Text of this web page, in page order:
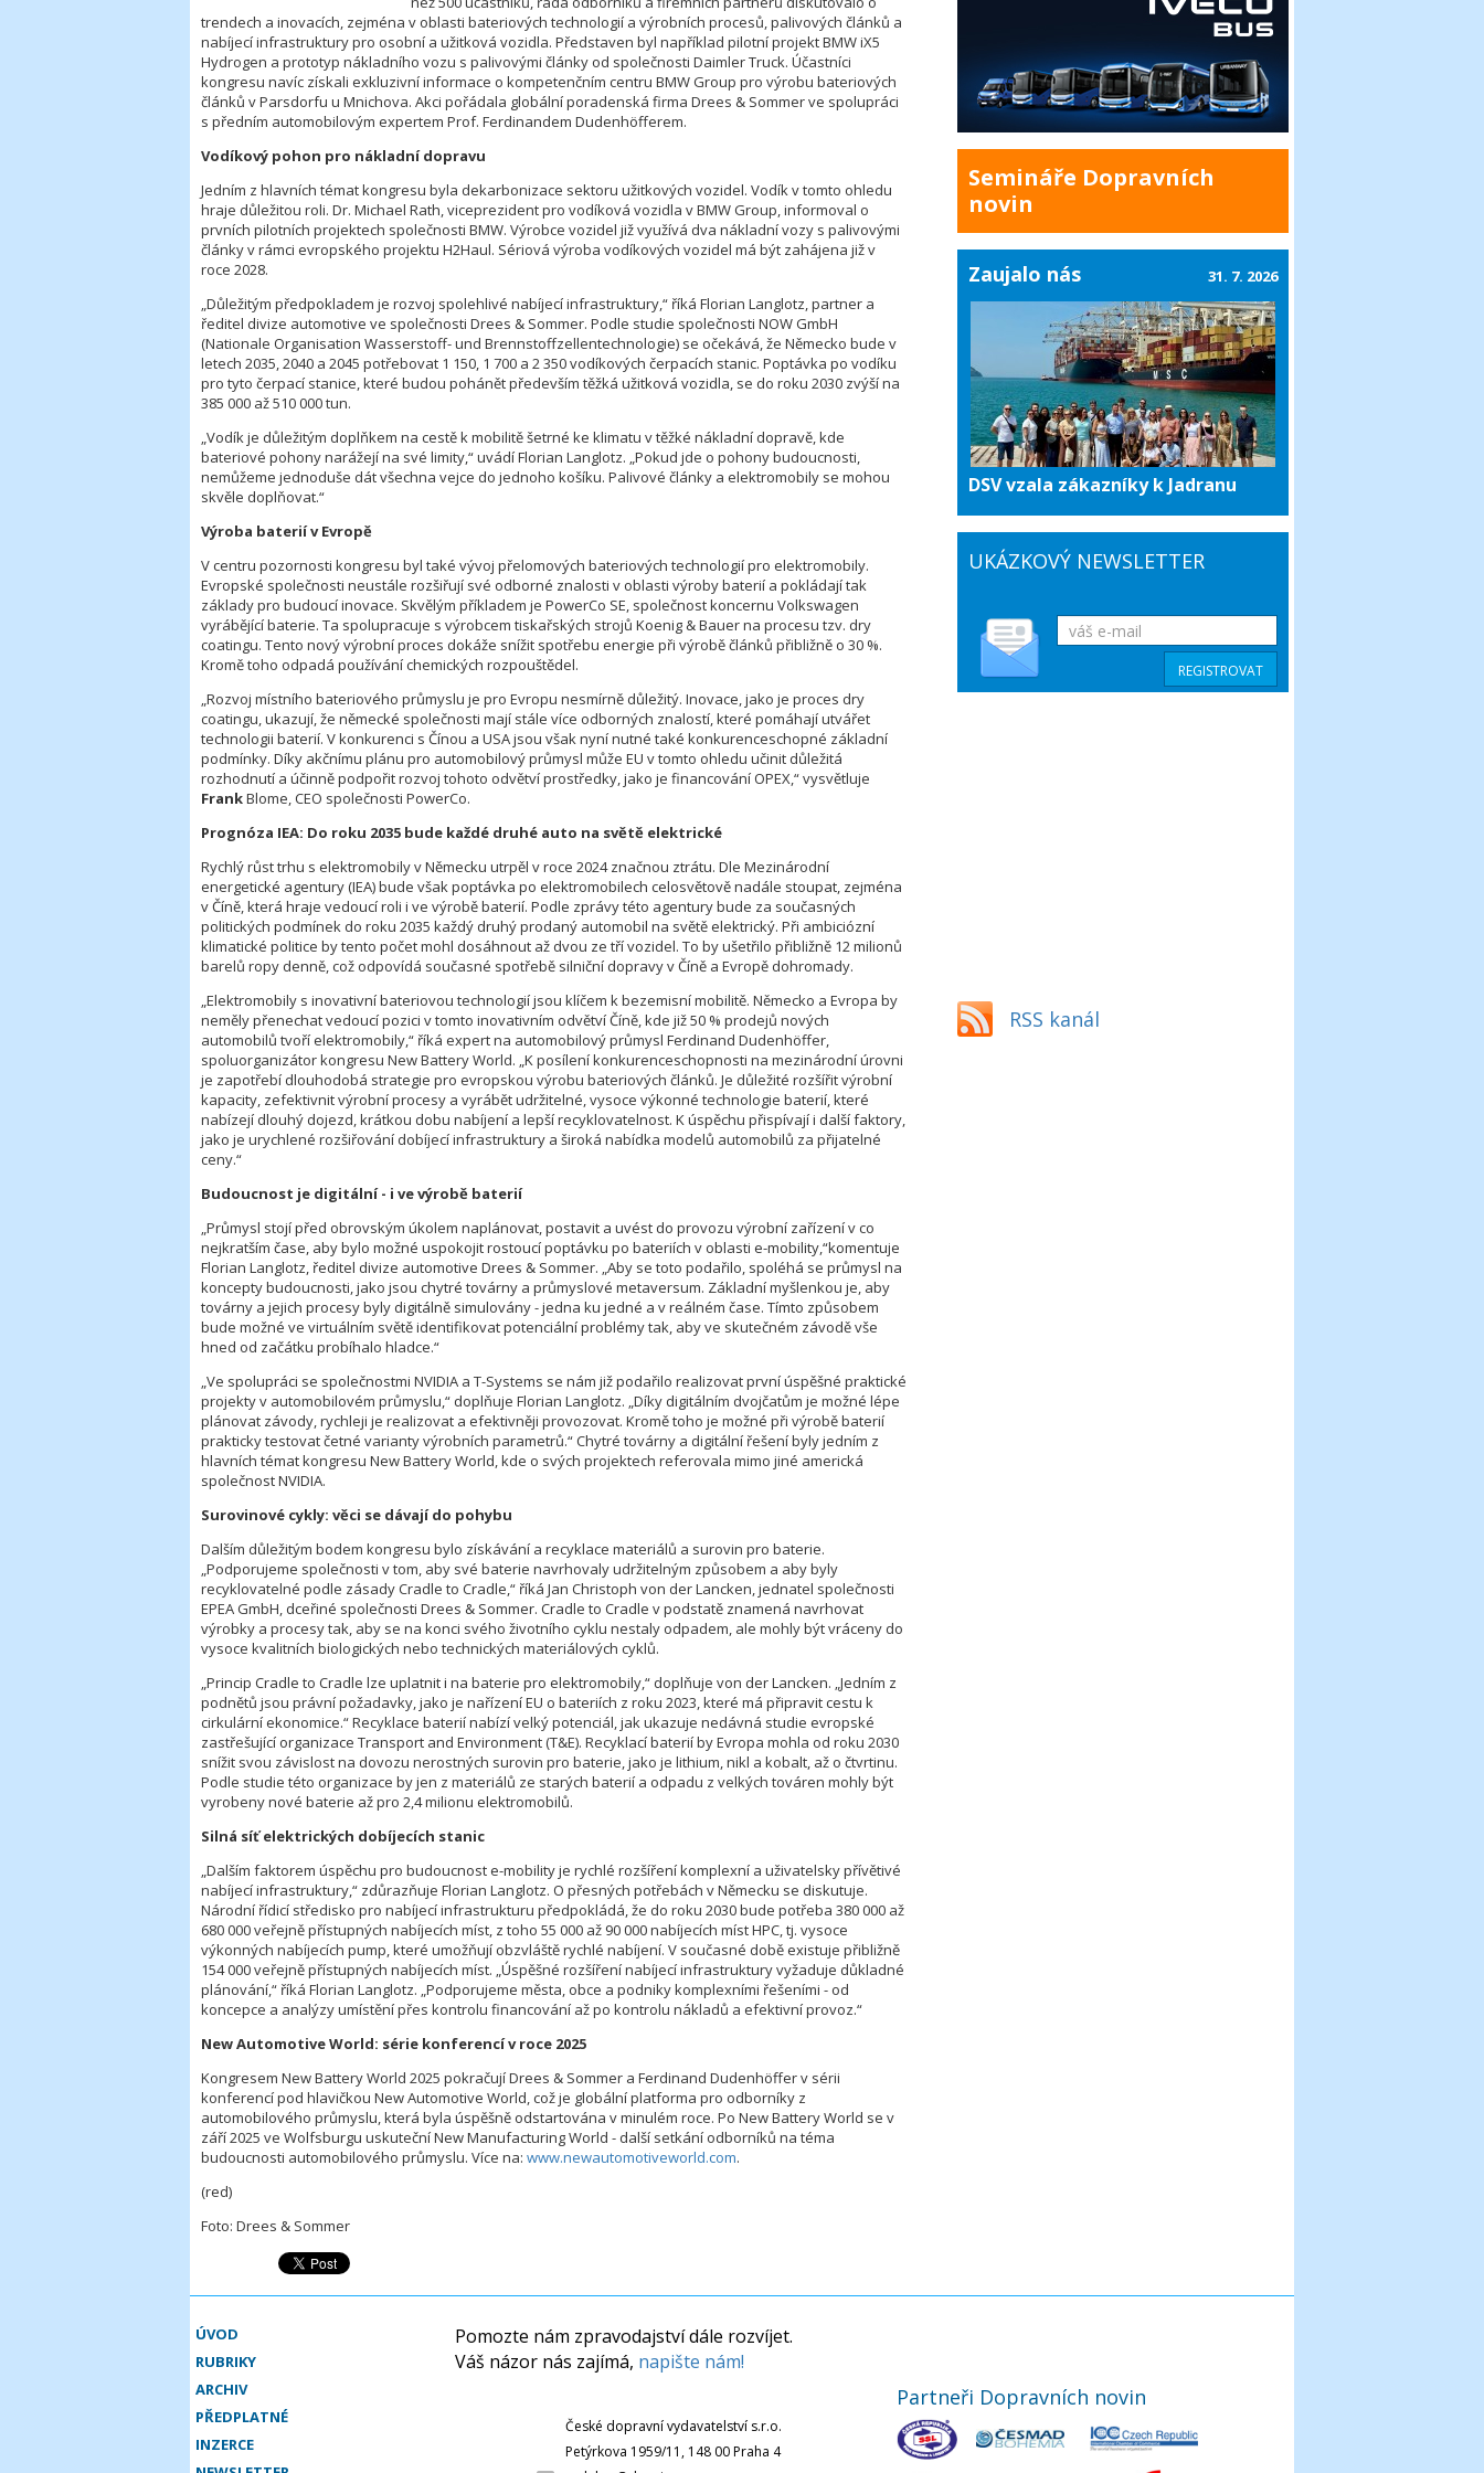
trendech a inovacích, zejména v oblasti bateriových technologií a výrobních procesů, palivových článků a
nabíjecí infrastruktury pro osobní a užitková vozidla. Představen byl například pilotní projekt BMW iX5
Hydrogen a prototyp nákladního vozu s palivovými články od společnosti Daimler Truck. Účastníci
kongresu navíc získali exkluzivní informace o kompetenčním centru BMW Group pro výrobu bateriových
článků v Parsdorfu u Mnichova. Akci pořádala globální poradenská firma Drees & Sommer ve spolupráci
s předním automobilovým expertem Prof. Ferdinandem Dudenhöfferem.
Vodíkový pohon pro nákladní dopravu
Jedním z hlavních témat kongresu byla dekarbonizace sektoru užitkových vozidel. Vodík v tomto ohledu
hraje důležitou roli. Dr. Michael Rath, viceprezident pro vodíková vozidla v BMW Group, informoval o
prvních pilotních projektech společnosti BMW. Výrobce vozidel již využívá dva nákladní vozy s palivovými
články v rámci evropského projektu H2Haul. Sériová výroba vodíkových vozidel má být zahájena již v
roce 2028.
„Důležitým předpokladem je rozvoj spolehlivé nabíjecí infrastruktury,“ říká Florian Langlotz, partner a
ředitel divize automotive ve společnosti Drees & Sommer. Podle studie společnosti NOW GmbH
(Nationale Organisation Wasserstoff- und Brennstoffzellentechnologie) se očekává, že Německo bude v
letech 2035, 2040 a 2045 potřebovat 1 150, 1 700 a 2 350 vodíkových čerpacích stanic. Poptávka po vodíku
pro tyto čerpací stanice, které budou pohánět především těžká užitková vozidla, se do roku 2030 zvýší na
385 000 až 510 000 tun.
„Vodík je důležitým doplňkem na cestě k mobilitě šetrné ke klimatu v těžké nákladní dopravě, kde
bateriové pohony narážejí na své limity,“ uvádí Florian Langlotz. „Pokud jde o pohony budoucnosti,
nemůžeme jednoduše dát všechna vejce do jednoho košíku. Palivové články a elektromobily se mohou
skvěle doplňovat.“
Výroba baterií v Evropě
V centru pozornosti kongresu byl také vývoj přelomových bateriových technologií pro elektromobily.
Evropské společnosti neustále rozšiřují své odborné znalosti v oblasti výroby baterií a pokládají tak
základy pro budoucí inovace. Skvělým příkladem je PowerCo SE, společnost koncernu Volkswagen
vyrábějící baterie. Ta spolupracuje s výrobcem tiskařských strojů Koenig & Bauer na procesu tzv. dry
coatingu. Tento nový výrobní proces dokáže snížit spotřebu energie při výrobě článků přibližně o 30 %.
Kromě toho odpadá používání chemických rozpouštědel.
„Rozvoj místního bateriového průmyslu je pro Evropu nesmírně důležitý. Inovace, jako je proces dry
coatingu, ukazují, že německé společnosti mají stále více odborných znalostí, které pomáhají utvářet
technologii baterií. V konkurenci s Čínou a USA jsou však nyní nutné také konkurenceschopné základní
podmínky. Díky akčnímu plánu pro automobilový průmysl může EU v tomto ohledu učinit důležitá
rozhodnutí a účinně podpořit rozvoj tohoto odvětví prostředky, jako je financování OPEX,“ vysvětluje
FrankBlome, CEO společnosti PowerCo.
Prognóza IEA: Do roku 2035 bude každé druhé auto na světě elektrické
Rychlý růst trhu s elektromobily v Německu utrpěl v roce 2024 značnou ztrátu. Dle Mezinárodní
energetické agentury (IEA) bude však poptávka po elektromobilech celosvětově nadále stoupat, zejména
v Číně, která hraje vedoucí roli i ve výrobě baterií. Podle zprávy této agentury bude za současných
politických podmínek do roku 2035 každý druhý prodaný automobil na světě elektrický. Při ambiciózní
klimatické politice by tento počet mohl dosáhnout až dvou ze tří vozidel. To by ušetřilo přibližně 12 milionů
barelů ropy denně, což odpovídá současné spotřebě silniční dopravy v Číně a Evropě dohromady.
„Elektromobily s inovativní bateriovou technologií jsou klíčem k bezemisní mobilitě. Německo a Evropa by
neměly přenechat vedoucí pozici v tomto inovativním odvětví Číně, kde již 50 % prodejů nových
automobilů tvoří elektromobily,“ říká expert na automobilový průmysl Ferdinand Dudenhöffer,
spoluorganizátor kongresu New Battery World. „K posílení konkurenceschopnosti na mezinárodní úrovni
je zapotřebí dlouhodobá strategie pro evropskou výrobu bateriových článků. Je důležité rozšířit výrobní
kapacity, zefektivnit výrobní procesy a vyrábět udržitelné, vysoce výkonné technologie baterií, které
nabízejí dlouhý dojezd, krátkou dobu nabíjení a lepší recyklovatelnost. K úspěchu přispívají i další faktory,
jako je urychlené rozšiřování dobíjecí infrastruktury a široká nabídka modelů automobilů za přijatelné
ceny.“
Budoucnost je digitální - i ve výrobě baterií
„Průmysl stojí před obrovským úkolem naplánovat, postavit a uvést do provozu výrobní zařízení v co
nejkratším čase, aby bylo možné uspokojit rostoucí poptávku po bateriích v oblasti e-mobility,“komentuje
Florian Langlotz, ředitel divize automotive Drees & Sommer. „Aby se toto podařilo, spoléhá se průmysl na
koncepty budoucnosti, jako jsou chytré továrny a průmyslové metaversum. Základní myšlenkou je, aby
továrny a jejich procesy byly digitálně simulovány - jedna ku jedné a v reálném čase. Tímto způsobem
bude možné ve virtuálním světě identifikovat potenciální problémy tak, aby ve skutečném závodě vše
hned od začátku probíhalo hladce.“
„Ve spolupráci se společnostmi NVIDIA a T-Systems se nám již podařilo realizovat první úspěšné praktické
projekty v automobilovém průmyslu,“ doplňuje Florian Langlotz. „Díky digitálním dvojčatům je možné lépe
plánovat závody, rychleji je realizovat a efektivněji provozovat. Kromě toho je možné při výrobě baterií
prakticky testovat četné varianty výrobních parametrů.“ Chytré továrny a digitální řešení byly jedním z
hlavních témat kongresu New Battery World, kde o svých projektech referovala mimo jiné americká
společnost NVIDIA.
Surovinové cykly: věci se dávají do pohybu
Dalším důležitým bodem kongresu bylo získávání a recyklace materiálů a surovin pro baterie.
„Podporujeme společnosti v tom, aby své baterie navrhovaly udržitelným způsobem a aby byly
recyklovatelné podle zásady Cradle to Cradle,“ říká Jan Christoph von der Lancken, jednatel společnosti
EPEA GmbH, dceřiné společnosti Drees & Sommer. Cradle to Cradle v podstatě znamená navrhovat
výrobky a procesy tak, aby se na konci svého životního cyklu nestaly odpadem, ale mohly být vráceny do
vysoce kvalitních biologických nebo technických materiálových cyklů.
„Princip Cradle to Cradle lze uplatnit i na baterie pro elektromobily,“ doplňuje von der Lancken. „Jedním z
podnětů jsou právní požadavky, jako je nařízení EU o bateriích z roku 2023, které má připravit cestu k
cirkulární ekonomice.“ Recyklace baterií nabízí velký potenciál, jak ukazuje nedávná studie evropské
zastřešující organizace Transport and Environment (T&E). Recyklací baterií by Evropa mohla od roku 2030
snížit svou závislost na dovozu nerostných surovin pro baterie, jako je lithium, nikl a kobalt, až o čtvrtinu.
Podle studie této organizace by jen z materiálů ze starých baterií a odpadu z velkých továren mohly být
vyrobeny nové baterie až pro 2,4 milionu elektromobilů.
Silná síť elektrických dobíjecích stanic
„Dalším faktorem úspěchu pro budoucnost e-mobility je rychlé rozšíření komplexní a uživatelsky přívětivé
nabíjecí infrastruktury,“ zdůrazňuje Florian Langlotz. O přesných potřebách v Německu se diskutuje.
Národní řídicí středisko pro nabíjecí infrastrukturu předpokládá, že do roku 2030 bude potřeba 380 000 až
680 000 veřejně přístupných nabíjecích míst, z toho 55 000 až 90 000 nabíjecích míst HPC, tj. vysoce
výkonných nabíjecích pump, které umožňují obzvláště rychlé nabíjení. V současné době existuje přibližně
154 000 veřejně přístupných nabíjecích míst. „Úspěšné rozšíření nabíjecí infrastruktury vyžaduje důkladné
plánování,“ říká Florian Langlotz. „Podporujeme města, obce a podniky komplexními řešeními - od
koncepce a analýzy umístění přes kontrolu financování až po kontrolu nákladů a efektivní provoz.“
New Automotive World: série konferencí v roce 2025
Kongresem New Battery World 2025 pokračují Drees & Sommer a Ferdinand Dudenhöffer v sérii
konferencí pod hlavičkou New Automotive World, což je globální platforma pro odborníky z
automobilového průmyslu, která byla úspěšně odstartována v minulém roce. Po New Battery World se v
září 2025 ve Wolfsburgu uskuteční New Manufacturing World - další setkání odborníků na téma
budoucnosti automobilového průmyslu. Více na: www.newautomotiveworld.com.
(red)
Foto: Drees & Sommer
Semináře Dopravních
novin
Zaujalo nás
DSV vzala zákazníky k Jadranu
31. 7. 2026
UKÁZKOVÝ NEWSLETTER
RSS kanál
ÚVOD
RUBRIKY
ARCHIV
PŘEDPLATNÉ
INZERCE
Pomozte nám zpravodajství dále rozvíjet.
Váš názor nás zajímá, napište nám!
České dopravní vydavatelství s.r.o.
Petýrkova 1959/11, 148 00 Praha 4
Partneři Dopravních novin